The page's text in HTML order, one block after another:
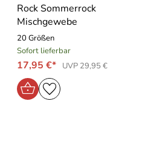
Rock Sommerrock
Mischgewebe
20 Größen
Sofort lieferbar
17,95 €* UVP 29,95 €